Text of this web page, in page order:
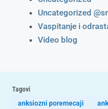
Uncategorized @sr
Vaspitanje i
Video blog
Tagovi
anksiozni poremecaji